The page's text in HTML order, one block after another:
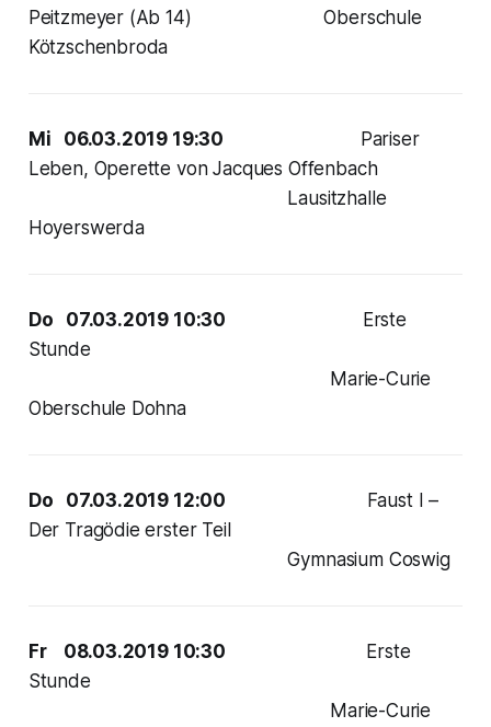
Peitzmeyer (Ab 14) Oberschule
Kötzschenbroda
Mi 06.03.2019 19:30
Pariser
Leben, Operette von Jacques Offenbach
Lausitzhalle
Hoyerswerda
Do 07.03.2019 10:30
Erste
Stunde
Marie-Curie
Oberschule Dohna
Do 07.03.2019 12:00
Faust I –
Der Tragödie erster Teil
Gymnasium Coswig
Fr 08.03.2019 10:30
Erste
Stunde
Marie-Curie